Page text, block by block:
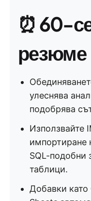
⏰60-
резюме
улеснява
подобрява
Използвайте
импортиране
SQL-подобни
таблици.
Добавки като